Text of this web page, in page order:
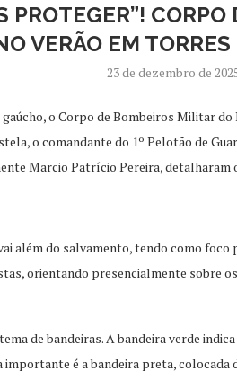
PROTEGER”!
VERÃO EM
23 de dezembro de
o Corpo de Bombeiros Militar
o comandante do 1º Pelotão de
Marcio Patrício Pereira,
além do salvamento, tendo como
orientando presencialmente sobre
de bandeiras. A bandeira verde
é a bandeira preta,